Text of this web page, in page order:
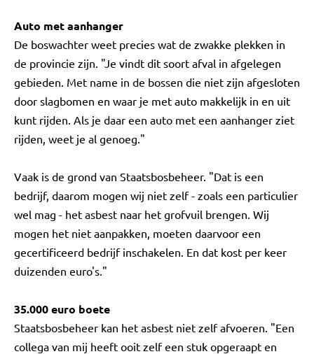
Auto met aanhanger
De boswachter weet precies wat de zwakke plekken in
de provincie zijn. "Je vindt dit soort afval in afgelegen
gebieden. Met name in de bossen die niet zijn afgesloten
door slagbomen en waar je met auto makkelijk in en uit
kunt rijden. Als je daar een auto met een aanhanger ziet
rijden, weet je al genoeg."
Vaak is de grond van Staatsbosbeheer. "Dat is een
bedrijf, daarom mogen wij niet zelf - zoals een particulier
wel mag - het asbest naar het grofvuil brengen. Wij
mogen het niet aanpakken, moeten daarvoor een
gecertificeerd bedrijf inschakelen. En dat kost per keer
duizenden euro's."
35.000 euro boete
Staatsbosbeheer kan het asbest niet zelf afvoeren. "Een
collega van mij heeft ooit zelf een stuk opgeraapt en